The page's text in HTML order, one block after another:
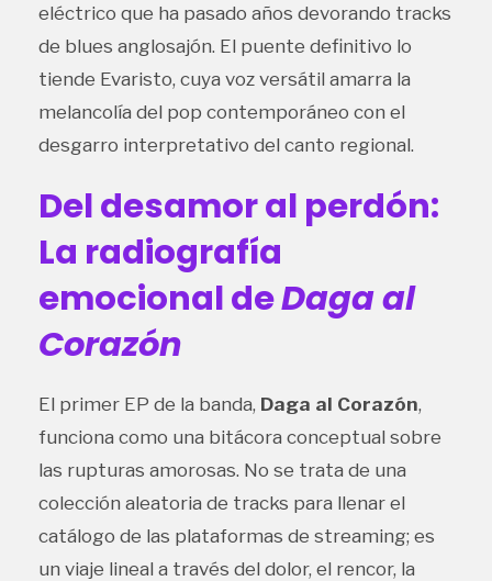
eléctrico que ha pasado años devorando tracks
de blues anglosajón. El puente definitivo lo
tiende Evaristo, cuya voz versátil amarra la
melancolía del pop contemporáneo con el
desgarro interpretativo del canto regional.
Del desamor al perdón:
La radiografía
emocional deDaga al
Corazón
El primer EP de la banda, Daga al Corazón,
funciona como una bitácora conceptual sobre
las rupturas amorosas. No se trata de una
colección aleatoria de tracks para llenar el
catálogo de las plataformas de streaming; es
un viaje lineal a través del dolor, el rencor, la